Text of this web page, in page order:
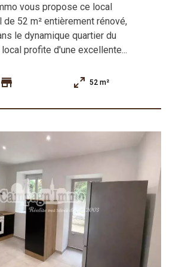
vous propose ce local
de 52 m² entièrement rénové,
le dynamique quartier du
profite d'une excellente...
52 m²